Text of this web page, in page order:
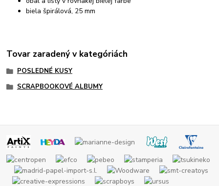
biela špirálová, 25 mm
Tovar zaradený v kategóriách
POSLEDNÉ KUSY
SCRAPBOOKOVÉ ALBUMY